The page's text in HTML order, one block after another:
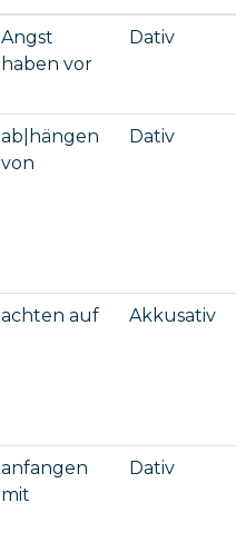
Angst
haben vor
Dativ
ab|hängen
von
Dativ
achten auf Akkusativ
anfangen
mit
Dativ